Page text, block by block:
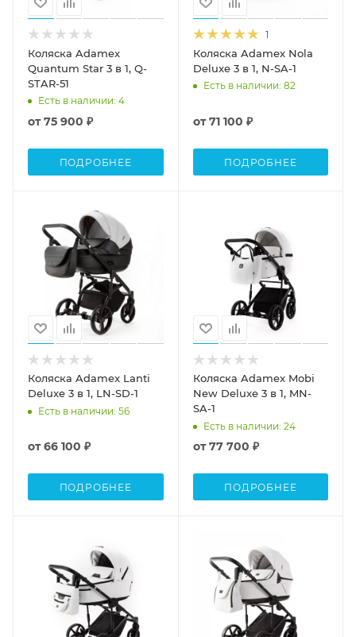
Коляска Adamex
Quantum Star 3 в 1, Q-
STAR-51
Есть в наличии: 4
от75 900 ₽
ПОДРОБНЕЕ
1
Коляска Adamex Nola
Deluxe 3 в 1, N-SA-1
Есть в наличии: 82
от71 100 ₽
ПОДРОБНЕЕ
Коляска Adamex Lanti
Deluxe 3 в 1, LN-SD-1
Есть в наличии: 56
от66 100 ₽
ПОДРОБНЕЕ
Коляска Adamex Mobi
New Deluxe 3 в 1, MN-
SA-1
Есть в наличии: 24
от77 700 ₽
ПОДРОБНЕЕ